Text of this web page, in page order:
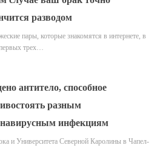
разводом
пары, которые знакомятся в интернете, в
трех…
антитело, способное
разным
инфекциям
и Университета Северной Каролины в Чапел-